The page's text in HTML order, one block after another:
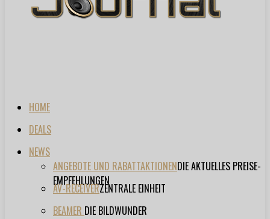
HOME
DEALS
NEWS
ANGEBOTE UND RABATTAKTIONENDIE AKTUELLES PREISE-
EMPFEHLUNGEN
AV-RECEIVERZENTRALE EINHEIT
BEAMER DIE BILDWUNDER